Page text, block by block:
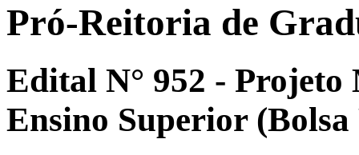
Pró-Reitoria de
Edital N° 952 - Projeto
Ensino Superior